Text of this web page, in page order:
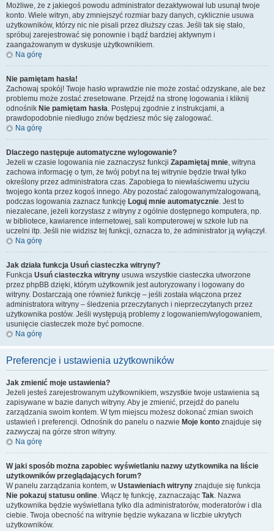
Możliwe, że z jakiegoś powodu administrator dezaktywował lub usunął twoje
konto. Wiele witryn, aby zmniejszyć rozmiar bazy danych, cyklicznie usuwa
użytkowników, którzy nic nie pisali przez dłuższy czas. Jeśli tak się stało,
spróbuj zarejestrować się ponownie i bądź bardziej aktywnym i
zaangażowanym w dyskusje użytkownikiem.
Na górę
Nie pamiętam hasła!
Zachowaj spokój! Twoje hasło wprawdzie nie może zostać odzyskane, ale bez
problemu może zostać zresetowane. Przejdź na stronę logowania i kliknij
odnośnik Nie pamiętam hasła. Postępuj zgodnie z instrukcjami, a
prawdopodobnie niedługo znów będziesz móc się zalogować.
Na górę
Dlaczego następuje automatyczne wylogowanie?
Jeżeli w czasie logowania nie zaznaczysz funkcji Zapamiętaj mnie, witryna
zachowa informację o tym, że twój pobyt na tej witrynie będzie trwał tylko
określony przez administratora czas. Zapobiega to niewłaściwemu użyciu
twojego konta przez kogoś innego. Aby pozostać zalogowanym/zalogowaną,
podczas logowania zaznacz funkcję Loguj mnie automatycznie. Jest to
niezalecane, jeżeli korzystasz z witryny z ogólnie dostępnego komputera, np.
w bibliotece, kawiarence internetowej, sali komputerowej w szkole lub na
uczelni itp. Jeśli nie widzisz tej funkcji, oznacza to, że administrator ją wyłączył.
Na górę
Jak działa funkcja Usuń ciasteczka witryny?
Funkcja Usuń ciasteczka witryny usuwa wszystkie ciasteczka utworzone
przez phpBB dzięki, którym użytkownik jest autoryzowany i logowany do
witryny. Dostarczają one również funkcję – jeśli została włączona przez
administratora witryny – śledzenia przeczytanych i nieprzeczytanych przez
użytkownika postów. Jeśli występują problemy z logowaniem/wylogowaniem,
usunięcie ciasteczek może być pomocne.
Na górę
Preferencje i ustawienia użytkowników
Jak zmienić moje ustawienia?
Jeżeli jesteś zarejestrowanym użytkownikiem, wszystkie twoje ustawienia są
zapisywane w bazie danych witryny. Aby je zmienić, przejdź do panelu
zarządzania swoim kontem. W tym miejscu możesz dokonać zmian swoich
ustawień i preferencji. Odnośnik do panelu o nazwie Moje konto znajduje się
zazwyczaj na górze stron witryny.
Na górę
W jaki sposób można zapobiec wyświetlaniu nazwy użytkownika na liście
użytkowników przeglądających forum?
W panelu zarządzania kontem, w Ustawieniach witryny znajduje się funkcja
Nie pokazuj statusu online. Włącz tę funkcję, zaznaczając Tak. Nazwa
użytkownika będzie wyświetlana tylko dla administratorów, moderatorów i dla
ciebie. Twoja obecność na witrynie będzie wykazana w liczbie ukrytych
użytkowników.